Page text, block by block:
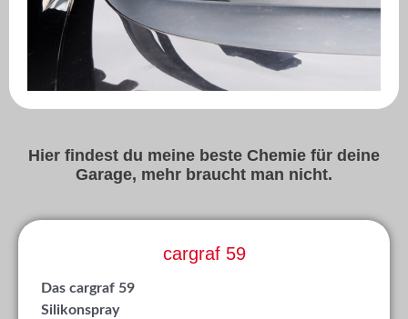
Hier findest du meine beste Chemie für deine
Garage, mehr braucht man nicht.
cargraf 59
Das cargraf 59
Silikonspray